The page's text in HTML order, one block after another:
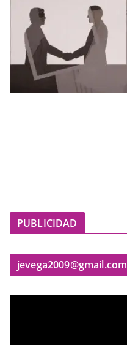
PUBLICIDAD
jevega2009@gmail.com